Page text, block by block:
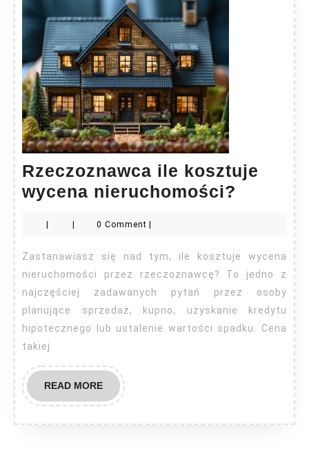
Rzeczoznawca ile kosztuje
wycena nieruchomości?
kosztuje
wycena
0 Comment
Zastanawiasz się nad tym, ile kosztuje wycena
nieruchomości przez rzeczoznawcę? To jedno z
najczęściej zadawanych pytań przez osoby
planujące sprzedaż, kupno, uzyskanie kredytu
hipotecznego lub ustalenie wartości spadku. Cena
takiej
READ MOREREAD
MORE